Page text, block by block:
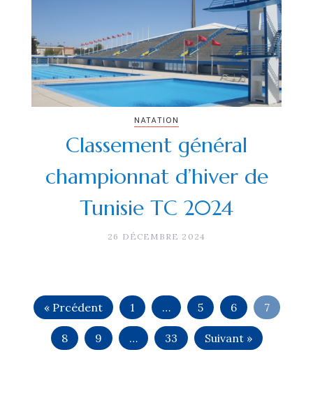
NATATION
Classement général
championnat d’hiver de
Tunisie TC 2024
26 DÉCEMBRE 2024
« Prcédent 1 … 5 6 7
8 9 … 33 Suivant »